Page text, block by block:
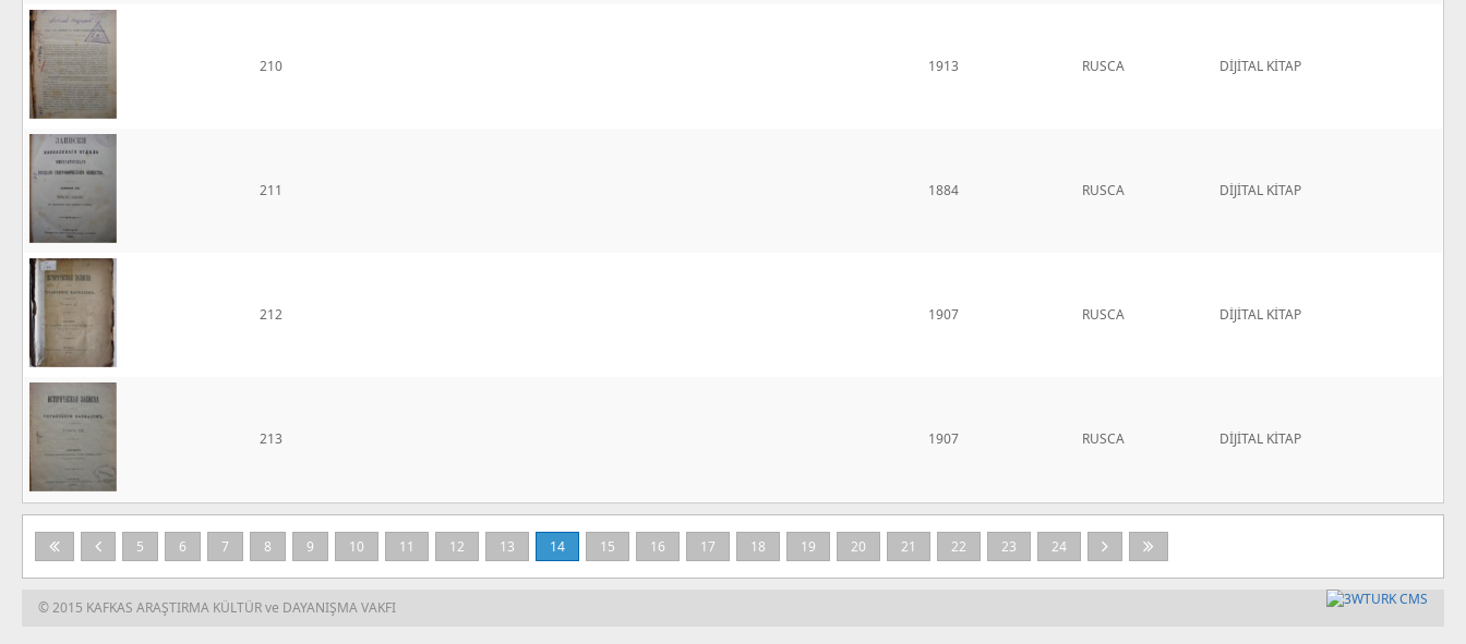
210 1913 RUSCA DİJİTAL KİTAP
211 1884 RUSCA DİJİTAL KİTAP
212 1907 RUSCA DİJİTAL KİTAP
213 1907 RUSCA DİJİTAL KİTAP
5 6 7 8 9 10 11 12 13 14 15 16 17 18 19 20 21 22 23 24
© 2015 KAFKAS ARAŞTIRMA KÜLTÜR ve DAYANIŞMA VAKFI